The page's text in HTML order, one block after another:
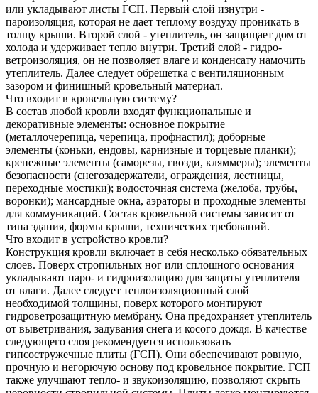
или укладывают листы ГСП. Первый слой изнутри -
пароизоляция, которая не дает теплому воздуху проникать в
толщу крыши. Второй слой - утеплитель, он защищает дом от
холода и удерживает тепло внутри. Третий слой - гидро-
ветроизоляция, он не позволяет влаге и конденсату намочить
утеплитель. Далее следует обрешетка с вентиляционным
зазором и финишный кровельный материал.
Что входит в кровельную систему?
В состав любой кровли входят функциональные и
декоративные элементы: основное покрытие
(металлочерепица, черепица, профнастил); доборные
элементы (коньки, ендовы, карнизные и торцевые планки);
крепежные элементы (саморезы, гвозди, кляммеры); элементы
безопасности (снегозадержатели, ограждения, лестницы,
переходные мостики); водосточная система (желоба, трубы,
воронки); мансардные окна, аэраторы и проходные элементы
для коммуникаций. Состав кровельной системы зависит от
типа здания, формы крыши, технических требований.
Что входит в устройство кровли?
Конструкция кровли включает в себя несколько обязательных
слоев. Поверх стропильных ног или сплошного основания
укладывают паро- и гидроизоляцию для защиты утеплителя
от влаги. Далее следует теплоизоляционный слой
необходимой толщины, поверх которого монтируют
гидроветрозащитную мембрану. Она предохраняет утеплитель
от выветривания, задувания снега и косого дождя. В качестве
следующего слоя рекомендуется использовать
гипсостружечные плиты (ГСП). Они обеспечивают ровную,
прочную и негорючую основу под кровельное покрытие. ГСП
также улучшают тепло- и звукоизоляцию, позволяют скрыть